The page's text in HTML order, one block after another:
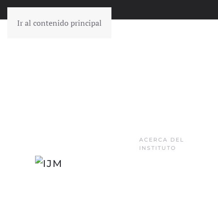
Ir al contenido principal
ACERCA DEL
INSTITUTO